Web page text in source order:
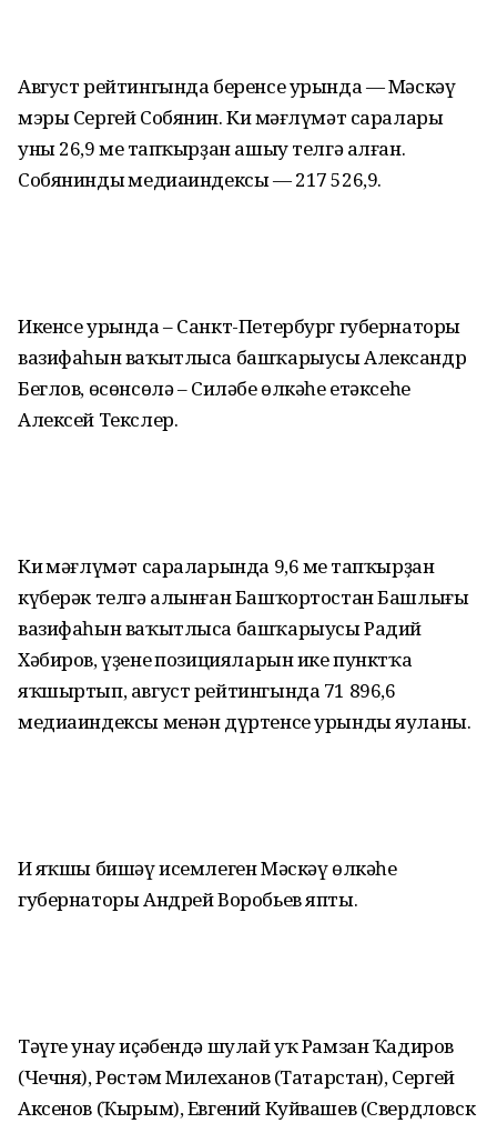
Август рейтингында беренсе урында — Мәскәү
мэры Сергей Собянин. Киң мәғлүмәт саралары
уны 26,9 мең тапҡырҙан ашыу телгә алған.
Собяниндың медиаиндексы — 217 526,9.
Икенсе урында – Санкт-Петербург губернаторы
вазифаһын ваҡытлыса башҡарыусы Александр
Беглов, өсөнсөлә – Силәбе өлкәһе етәксеһе
Алексей Текслер.
Киң мәғлүмәт сараларында 9,6 мең тапҡырҙан
күберәк телгә алынған Башҡортостан Башлығы
вазифаһын ваҡытлыса башҡарыусы Радий
Хәбиров, үҙенең позицияларын ике пунктҡа
яҡшыртып, август рейтингында 71 896,6
медиаиндексы менән дүртенсе урынды яуланы.
Иң яҡшы бишәү исемлеген Мәскәү өлкәһе
губернаторы Андрей Воробьев япты.
Тәүге унау иҫәбендә шулай уҡ Рамзан Ҡадиров
(Чечня), Рөстәм Миңлеханов (Татарстан), Сергей
Аксенов (Ҡырым), Евгений Куйвашев (Свердловск